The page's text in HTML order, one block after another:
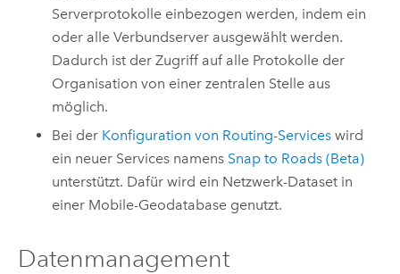
Serverprotokolle einbezogen werden, indem ein
oder alle Verbundserver ausgewählt werden.
Dadurch ist der Zugriff auf alle Protokolle der
Organisation von einer zentralen Stelle aus
möglich.
Bei der Konfiguration von Routing-Services wird
ein neuer Services namens Snap to Roads (Beta)
unterstützt. Dafür wird ein Netzwerk-Dataset in
einer Mobile-Geodatabase genutzt.
Datenmanagement